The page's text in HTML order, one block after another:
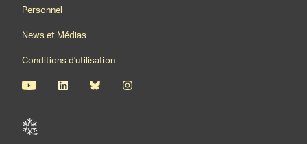
Personnel
News et Médias
Conditions d'utilisation